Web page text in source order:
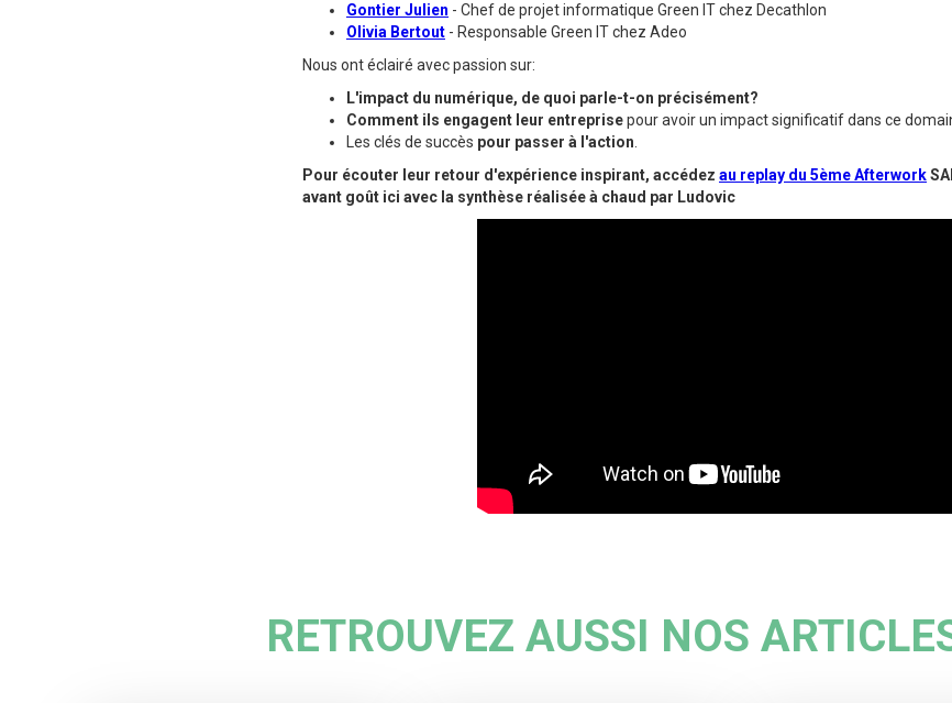
Gontier Julien - Chef de projet informatique Green IT chez Decathlon
Olivia Bertout - Responsable Green IT chez Adeo
Nous ont éclairé avec passion sur:
L'impact du numérique, de quoi parle-t-on précisément?
Comment ils engagent leur entreprisepour avoir un impact significatif dans ce
Les clés de succès pour passer à l'action
Pour écouter leur retour d'expérience inspirant, accédez au replay du 5ème Afterwork
avant goût ici avec la synthèse réalisée à chaud par Ludovic
RETROUVEZ AUSSI NOS